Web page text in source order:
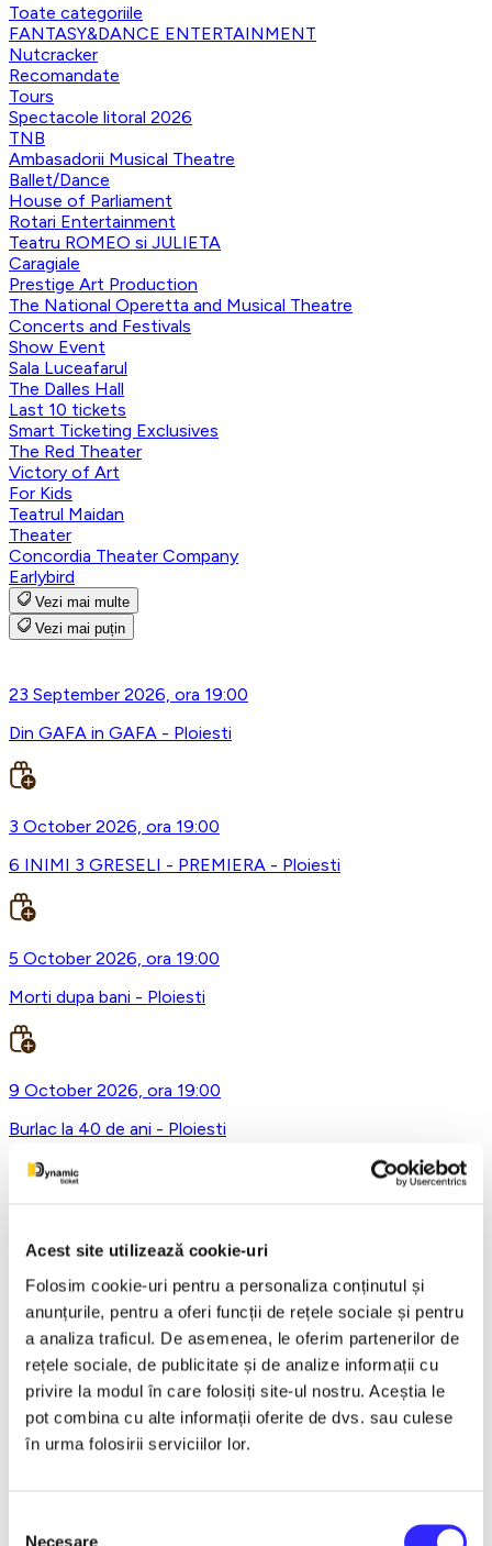
Acest site utilizează cookie-uri
Folosim cookie-uri pentru a personaliza conținutul și
anunțurile, pentru a oferi funcții de rețele sociale și pentru
a analiza traficul. De asemenea, le oferim partenerilor de
rețele sociale, de publicitate și de analize informații cu
privire la modul în care folosiți site-ul nostru. Aceștia le
pot combina cu alte informații oferite de dvs. sau culese
în urma folosirii serviciilor lor.
Necesare
Toate categoriile
FANTASY&DANCE ENTERTAINMENT
Nutcracker
Recomandate
Tours
Spectacole litoral 2026
TNB
Ambasadorii Musical Theatre
Ballet/Dance
House of Parliament
Rotari Entertainment
Teatru ROMEO si JULIETA
Caragiale
Prestige Art Production
The National Operetta and Musical Theatre
Concerts and Festivals
Show Event
Sala Luceafarul
The Dalles Hall
Last 10 tickets
Smart Ticketing Exclusives
The Red Theater
Victory of Art
For Kids
Teatrul Maidan
Theater
Concordia Theater Company
Earlybird
Vezi mai multe
Vezi mai puțin
23 September 2026, ora 19:00
Din GAFA in GAFA - Ploiesti
3 October 2026, ora 19:00
6 INIMI 3 GRESELI - PREMIERA - Ploiesti
5 October 2026, ora 19:00
Morti dupa bani - Ploiesti
9 October 2026, ora 19:00
Burlac la 40 de ani - Ploiesti
SEARA MARILOR REFRENE - Ploiesti
28 October 2026, ora 19:00
CE-O FI, O FI! - PREMIERA cu Doru Octavian Dumitru -
Ploiesti